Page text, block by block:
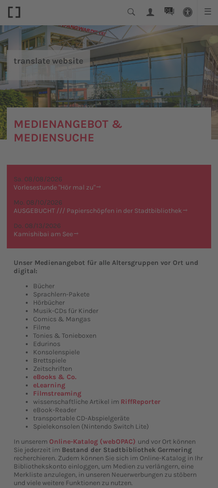
☰
DE
translate website
MEDIENANGEBOT &
MEDIENSUCHE
Sa. 08/08/2026
Vorlesestunde "Hör mal zu"
Mo. 08/10/2026
AUSGEBUCHT /// Papierschöpfen in der Stadtbibliothek
Do. 08/13/2026
Kamishibai am See
Unser Medienangebot für alle Altersgruppen vor Ort und
digital:
Bücher
Sprachlern-Pakete
Hörbücher
Musik-CDs für Kinder
Comics & Mangas
Filme
Tonies & Tonieboxen
Edurinos
Konsolenspiele
Brettspiele
Zeitschriften
eBooks & Co.
eLearning
Filmstreaming
wissenschaftliche Artikel im RiffReporter
eBook-Reader
transportable CD-Abspielgeräte
Spielekonsolen (Nintendo Switch Lite)
In unserem Online-Katalog (webOPAC) und vor Ort können
Sie jederzeit im Bestand der Stadtbibliothek Germering
recherchieren. Zudem können Sie sich im Online-Katalog in Ihr
Bibliothekskonto einloggen, um Medien zu verlängern, eine
Merkliste anzulegen, in unseren Neuerwerbungen zu stöbern
und viele weitere Funktionen zu nutzen.